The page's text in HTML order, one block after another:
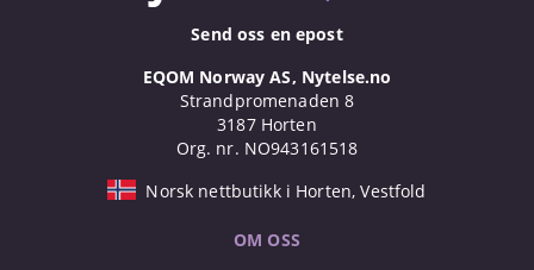
Send oss en epost
EQOM Norway AS, Nytelse.no
Strandpromenaden 8
3187 Horten
Org. nr. NO943161518
Norsk nettbutikk i Horten, Vestfold
OM OSS